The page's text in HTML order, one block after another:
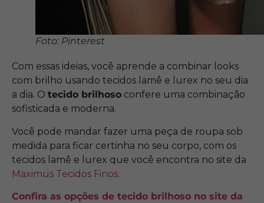
Foto: Pinterest
Com essas ideias, você aprende a combinar looks
com brilho usando tecidos lamê e lurex no seu dia
a dia. O tecido brilhoso confere uma combinação
sofisticada e moderna.
Você pode mandar fazer uma peça de roupa sob
medida para ficar certinha no seu corpo, com os
tecidos lamê e lurex que você encontra no site da
Maximus Tecidos Finos.
Confira as opções de tecido brilhoso no site da